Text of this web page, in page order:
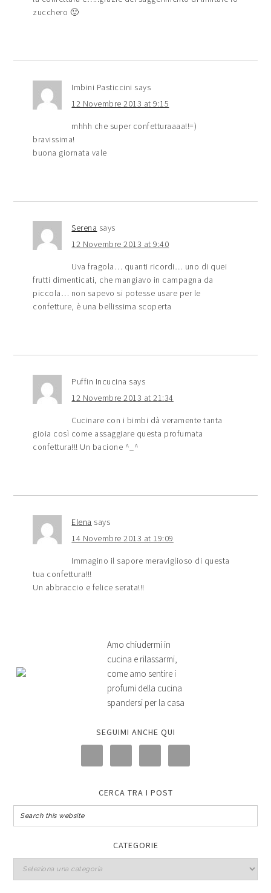
zucchero 🙂
Imbini Pasticcini says
12 Novembre 2013 at 9:15
mhhh che super confetturaaaa!!=)
bravissima!
buona giornata vale
Serena says
12 Novembre 2013 at 9:40
Uva fragola… quanti ricordi… uno di quei
frutti dimenticati, che mangiavo in campagna da
piccola… non sapevo si potesse usare per le
confetture, è una bellissima scoperta
Puffin Incucina says
12 Novembre 2013 at 21:34
Cucinare con i bimbi dà veramente tanta
gioia così come assaggiare questa profumata
confettura!!! Un bacione ^_^
Elena says
14 Novembre 2013 at 19:09
Immagino il sapore meraviglioso di questa
tua confettura!!!
Un abbraccio e felice serata!!!
Amo chiudermi in
cucina e rilassarmi,
come amo sentire i
profumi della cucina
spandersi per la casa
SEGUIMI ANCHE QUI
CERCA TRA I POST
CATEGORIE
Categorie